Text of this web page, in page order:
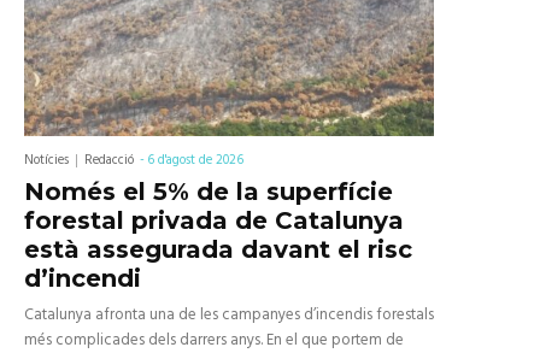
Notícies Redacció -6 d'agost de 2026
Només el 5% de la superfície
forestal privada de Catalunya
està assegurada davant el risc
d’incendi
Catalunya afronta una de les campanyes d’incendis forestals
més complicades dels darrers anys. En el que portem de